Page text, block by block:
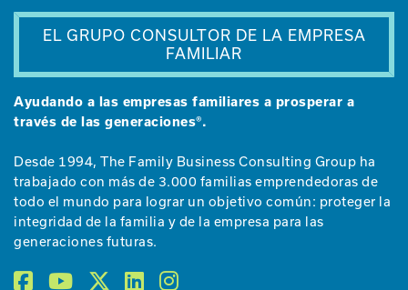
EL GRUPO CONSULTOR DE LA EMPRESA
FAMILIAR
Ayudando a las empresas familiares a prosperar a
través de las generaciones®.
Desde 1994, The Family Business Consulting Group ha
trabajado con más de 3.000 familias emprendedoras de
todo el mundo para lograr un objetivo común: proteger la
integridad de la familia y de la empresa para las
generaciones futuras.